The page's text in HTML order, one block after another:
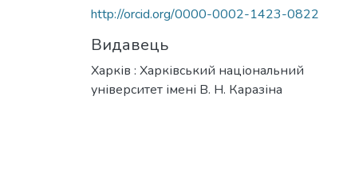
http://orcid.org/0000-0002-1423-0822
Видавець
Харків : Харківський національний
університет імені В. Н. Каразіна